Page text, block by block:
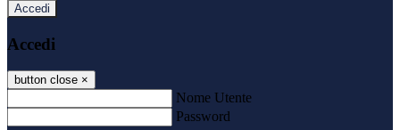
Accedi
Accedi
button close ×
Nome Utente
Password